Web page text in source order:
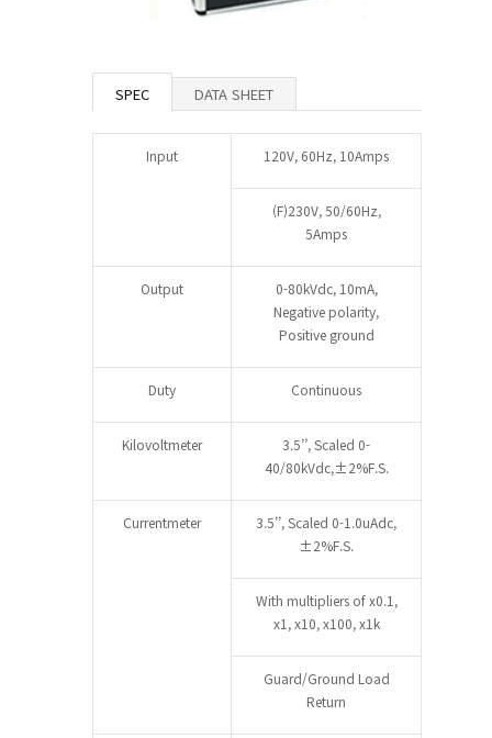
SPEC DATA SHEET
Input 120V, 60Hz, 10Amps
(F)230V, 50/60Hz,
5Amps
Output
0-80kVdc, 10mA,
Negative polarity,
Positive ground
Duty Continuous
Kilovoltmeter
3.5’’, Scaled 0-
40/80kVdc,±2%F.S.
Currentmeter
3.5’’, Scaled 0-1.0uAdc,
±2%F.S.
With multipliers of x0.1,
x1, x10, x100, x1k
Guard/Ground Load
Return